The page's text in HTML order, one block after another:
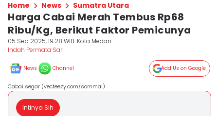
Home News Sumatra Utara
Harga Cabai Merah Tembus Rp68
Ribu/Kg, Berikut Faktor Pemicunya
05 Sep 2025, 19:28 WIB Kota Medan
Indah Permata Sari
News Channel Add Us on Google
Cabai segar (vecteezy.com/sommai)
Intinya Sih